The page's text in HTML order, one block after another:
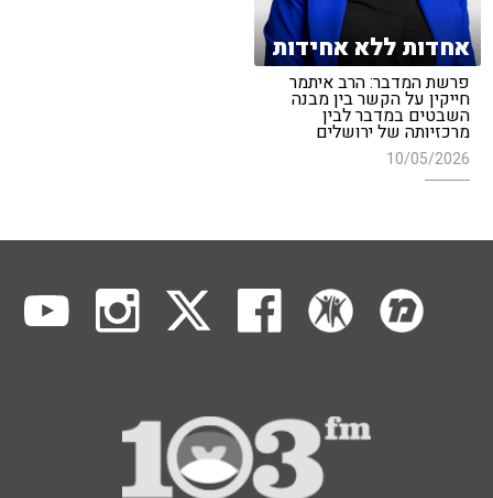
אחדות ללא אחידות
פרשת המדבר: הרב איתמר
חייקין על הקשר בין מבנה
השבטים במדבר לבין
מרכזיותה של ירושלים
10/05/2026